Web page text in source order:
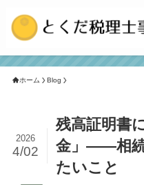
ホーム Blog
残高証明書
金」——相続
たいこと
2026
4/02